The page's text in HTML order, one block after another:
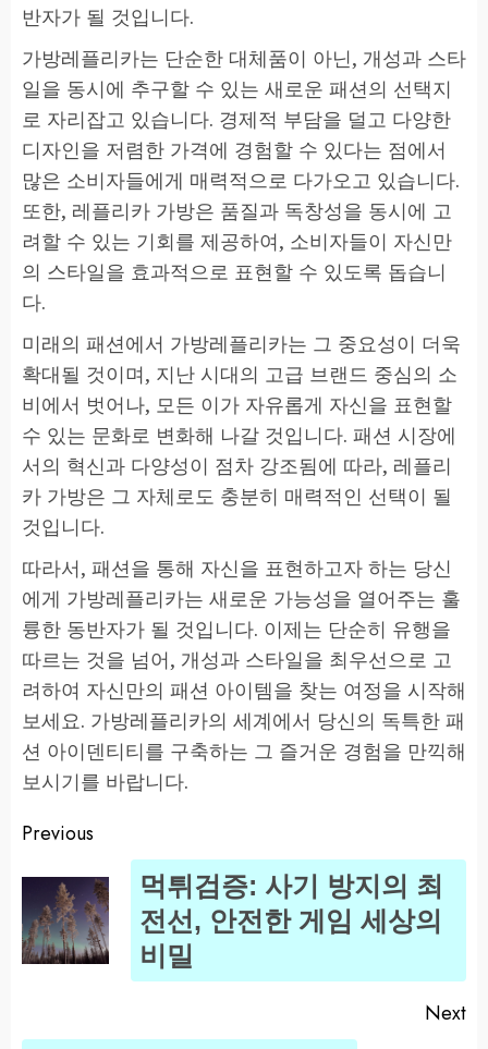
반자가 될 것입니다.
가방레플리카는 단순한 대체품이 아닌, 개성과 스타
일을 동시에 추구할 수 있는 새로운 패션의 선택지
로 자리잡고 있습니다. 경제적 부담을 덜고 다양한
디자인을 저렴한 가격에 경험할 수 있다는 점에서
많은 소비자들에게 매력적으로 다가오고 있습니다.
또한, 레플리카 가방은 품질과 독창성을 동시에 고
려할 수 있는 기회를 제공하여, 소비자들이 자신만
의 스타일을 효과적으로 표현할 수 있도록 돕습니
다.
미래의 패션에서 가방레플리카는 그 중요성이 더욱
확대될 것이며, 지난 시대의 고급 브랜드 중심의 소
비에서 벗어나, 모든 이가 자유롭게 자신을 표현할
수 있는 문화로 변화해 나갈 것입니다. 패션 시장에
서의 혁신과 다양성이 점차 강조됨에 따라, 레플리
카 가방은 그 자체로도 충분히 매력적인 선택이 될
것입니다.
따라서, 패션을 통해 자신을 표현하고자 하는 당신
에게 가방레플리카는 새로운 가능성을 열어주는 훌
륭한 동반자가 될 것입니다. 이제는 단순히 유행을
따르는 것을 넘어, 개성과 스타일을 최우선으로 고
려하여 자신만의 패션 아이템을 찾는 여정을 시작해
보세요. 가방레플리카의 세계에서 당신의 독특한 패
션 아이덴티티를 구축하는 그 즐거운 경험을 만끽해
보시기를 바랍니다.
Post
navigation
Previous
먹튀검증: 사기 방지의 최
전선, 안전한 게임 세상의
비밀
Next